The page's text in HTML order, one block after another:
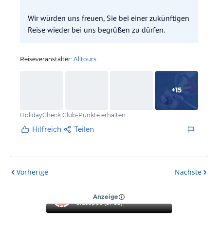
Wir würden uns freuen, Sie bei einer zukünftigen
Reise wieder bei uns begrüßen zu dürfen.
Reiseveranstalter: Alltours
+15
HolidayCheck Club-Punkte erhalten
Hilfreich Teilen
Vorherige Nächste
Anzeige
Giuseppe (51-55)